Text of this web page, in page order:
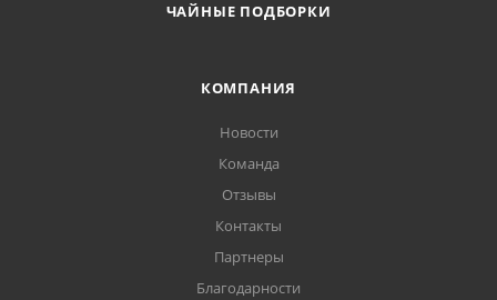
ЧАЙНЫЕ ПОДБОРКИ
КОМПАНИЯ
Новости
Команда
Отзывы
Контакты
Партнеры
Благодарности